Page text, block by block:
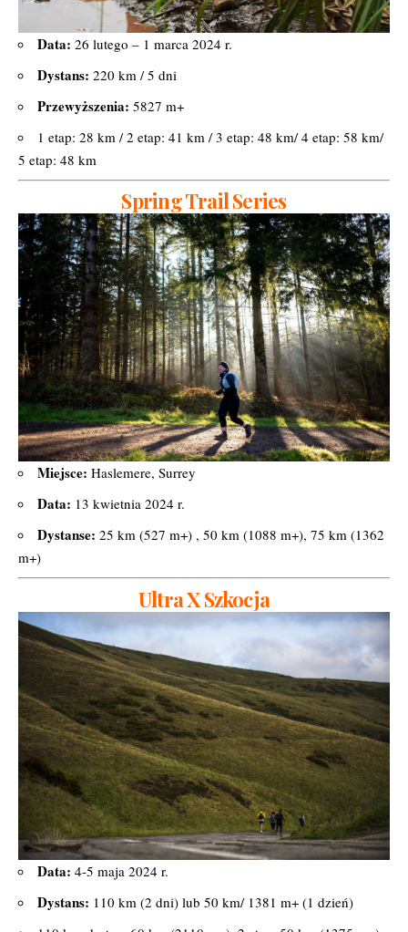
Data: 26 lutego – 1 marca 2024 r.
Dystans: 220 km / 5 dni
Przewyższenia: 5827 m+
1 etap: 28 km / 2 etap: 41 km / 3 etap: 48 km/ 4 etap: 58 km/
5 etap: 48 km
Spring Trail Series
Miejsce: Haslemere, Surrey
Data: 13 kwietnia 2024 r.
Dystanse: 25 km (527 m+) , 50 km (1088 m+), 75 km (1362
m+)
Ultra X Szkocja
Data: 4-5 maja 2024 r.
Dystans: 110 km (2 dni) lub 50 km/ 1381 m+ (1 dzień)